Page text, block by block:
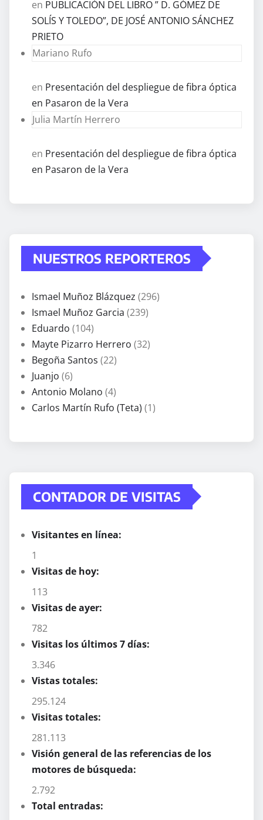
en PUBLICACIÓN DEL LIBRO ” D. GÓMEZ DE
SOLÍS Y TOLEDO”, DE JOSÉ ANTONIO SÁNCHEZ
PRIETO
Mariano Rufo
en Presentación del despliegue de fibra óptica
en Pasaron de la Vera
Julia Martín Herrero
en Presentación del despliegue de fibra óptica
en Pasaron de la Vera
NUESTROS REPORTEROS
Ismael Muñoz Blázquez (296)
Ismael Muñoz Garcia (239)
Eduardo (104)
Mayte Pizarro Herrero (32)
Begoña Santos (22)
Juanjo (6)
Antonio Molano (4)
Carlos Martín Rufo (Teta) (1)
CONTADOR DE VISITAS
Visitantes en línea:
1
Visitas de hoy:
113
Visitas de ayer:
782
Visitas los últimos 7 días:
3.346
Vistas totales:
295.124
Visitas totales:
281.113
Visión general de las referencias de los
motores de búsqueda:
2.792
Total entradas: